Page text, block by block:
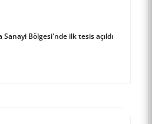
Sanayi Bölgesi'nde ilk tesis açıldı